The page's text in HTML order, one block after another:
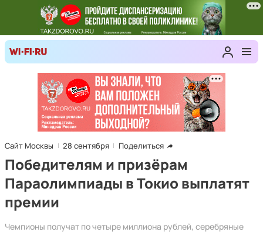
Сайт Москвы 28 сентября Поделиться
Победителям и призёрам
Параолимпиады в Токио выплатят
премии
Чемпионы получат по четыре миллиона рублей, серебряные